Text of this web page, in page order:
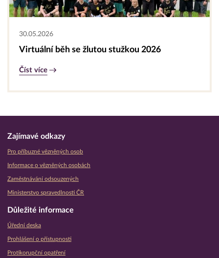
30.05.2026
Virtuální běh se žlutou stužkou 2026
Číst více
Zajímavé odkazy
Pro příbuzné vězněných osob
Informace o vězněných osobách
Zaměstnávání odsouzených
Ministerstvo spravedlnosti ČR
Důležité informace
Úřední deska
Prohlášení o přístupnosti
Protikorupční opatření